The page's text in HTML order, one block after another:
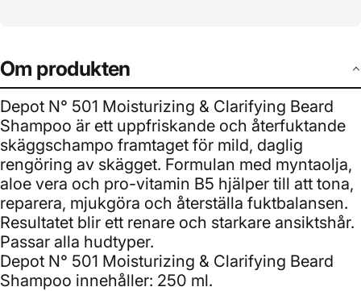
Om produkten
Depot N° 501 Moisturizing & Clarifying Beard
Shampoo är ett uppfriskande och återfuktande
skäggschampo framtaget för mild, daglig
rengöring av skägget. Formulan med myntaolja,
aloe vera och pro-vitamin B5 hjälper till att tona,
reparera, mjukgöra och återställa fuktbalansen.
Resultatet blir ett renare och starkare ansiktshår.
Passar alla hudtyper.
Depot N° 501 Moisturizing & Clarifying Beard
Shampoo innehåller: 250 ml.